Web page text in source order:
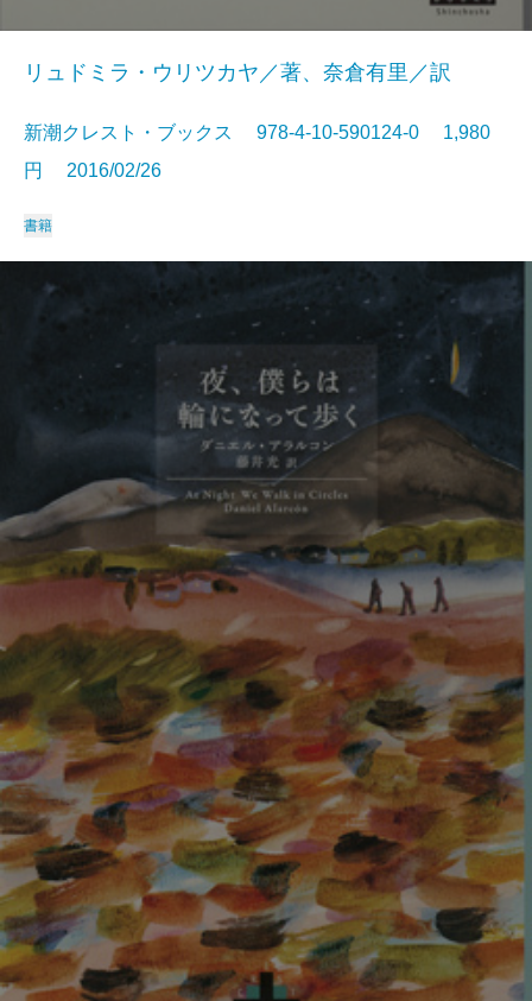
リュドミラ・ウリツカヤ／著、奈倉有里／訳
新潮クレスト・ブックス 978-4-10-590124-0 1,980
円 2016/02/26
書籍